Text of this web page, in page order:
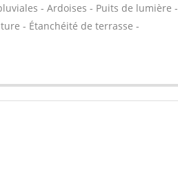
- Ardoises - Puits de lumière -
- Étanchéité de terrasse -